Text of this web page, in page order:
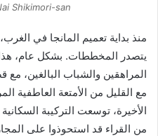
Shikimori-san
منذ بداية تعميم المانجا في
يتصدر المخططات. بشكل عام، هذا
المراهقين والشباب البالغين، مع
مع القليل من الأمتعة العاطفية
الأخيرة، توسعت التركيبة
من القراء قد استحوذوا على